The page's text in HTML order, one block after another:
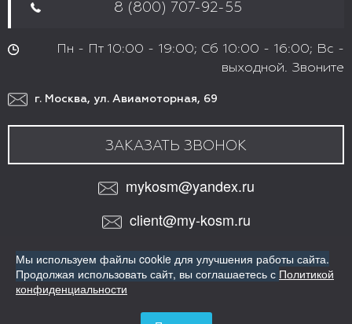
8 (800) 707-92-55
Пн - Пт 10:00 - 19:00; Сб 10:00 - 16:00; Вс -
выходной. Звоните
г. Москва, ул. Авиамоторная, 69
ЗАКАЗАТЬ ЗВОНОК
mykosm@yandex.ru
client@my-kosm.ru
МЫ В СОЦИАЛЬНЫХ СЕТЯХ:
VK
ИНТЕРНЕТ-МАГАЗИН ПРОФЕССИОНАЛЬНОЙ КОСМЕТИКИ
Copyright© Все права защищены
Мы используем файлы cookie для улучшения работы сайта.
Продолжая использовать сайт, вы соглашаетесь с Политикой
конфиденциальности